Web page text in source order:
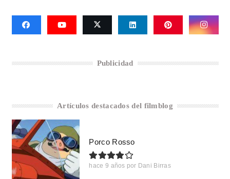
Publicidad
Artículos destacados del filmblog
Porco Rosso
hace 9 años por Dani Birras